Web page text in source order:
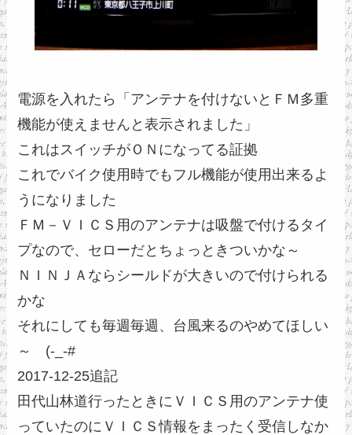
電源を入れたら「アンテナを付けないとＦＭ多重
機能が使えませんと表示されました」
これはスイッチがＯＮになってる証拠
これでバイク使用時でもフル機能が使用出来るよ
うになりました
ＦＭ－ＶＩＣＳ用のアンテナは吸盤で付けるタイ
プなので、セローだとちょっときついかな～
ＮＩＮＪＡならシールドが大きいので付けられる
かな
それにしても毎週毎週、台風来るのやめてほしい
～ (-_-#
2017-12-25追記
田代山林道行ったときにＶＩＣＳ用のアンテナ使
っていたのにＶＩＣＳ情報をまったく受信しなか